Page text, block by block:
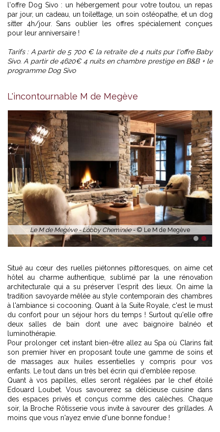
l'offre Dog Sivo : un hébergement pour votre toutou, un repas
par jour, un cadeau, un toilettage, un soin ostéopathe, et un dog
sitter 4h/jour. Sans oublier les offres spécialement conçues
pour leur anniversaire !
Tarifs : A partir de 5 700 € la retraite de 4 nuits pur l'offre Baby
Sivo. A partir de 4620€ 4 nuits en chambre prestige en B&B + le
programme Dog Sivo
L'incontournable M de Megève
Le M de Megève - Lobby Cheminée -© Le M de Megève
1 2
Situé au cœur des ruelles piétonnes pittoresques, on aime cet
hôtel au charme authentique, sublimé par la une rénovation
architecturale qui a su préserver l'esprit des lieux. On aime la
tradition savoyarde mêlée au style contemporain des chambres
à l'ambiance si cocooning. Quant à la Suite Royale, c'est le must
du confort pour un séjour hors du temps ! Surtout qu'elle offre
deux salles de bain dont une avec baignoire balnéo et
luminothérapie.
Pour prolonger cet instant bien-être allez au Spa où Clarins fait
son premier hiver en proposant toute une gamme de soins et
de massages aux huiles essentielles y compris pour vos
enfants. Le tout dans un très bel écrin qui d'emblée repose.
Quant à vos papilles, elles seront régalées par le chef étoilé
Edouard Loubet. Vous savourerez sa délicieuse cuisine dans
des espaces privés et conçus comme des calèches. Chaque
soir, la Broche Rôtisserie vous invite à savourer des grillades. A
moins que vous n'ayez envie d'une bonne fondue !